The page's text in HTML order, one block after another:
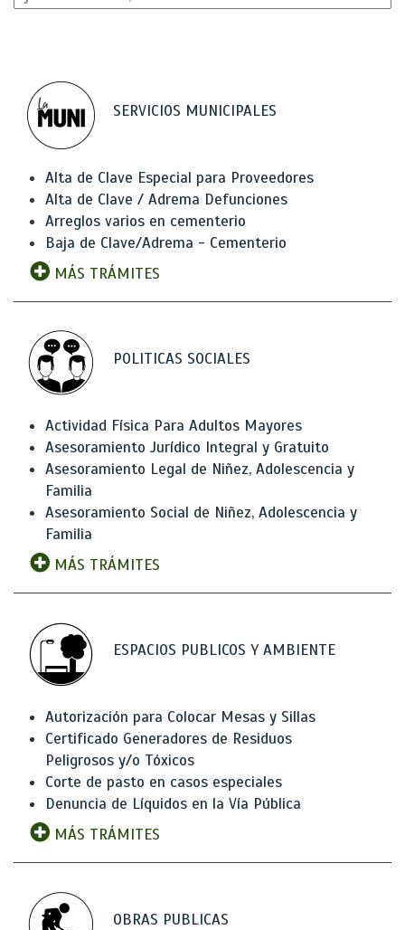
SERVICIOS MUNICIPALES
Alta de Clave Especial para Proveedores
Alta de Clave / Adrema Defunciones
Arreglos varios en cementerio
Baja de Clave/Adrema - Cementerio
MÁS TRÁMITES
POLITICAS SOCIALES
Actividad Física Para Adultos Mayores
Asesoramiento Jurídico Integral y Gratuito
Asesoramiento Legal de Niñez, Adolescencia y
Familia
Asesoramiento Social de Niñez, Adolescencia y
Familia
MÁS TRÁMITES
ESPACIOS PUBLICOS Y AMBIENTE
Autorización para Colocar Mesas y Sillas
Certificado Generadores de Residuos
Peligrosos y/o Tóxicos
Corte de pasto en casos especiales
Denuncia de Líquidos en la Vía Pública
MÁS TRÁMITES
OBRAS PUBLICAS